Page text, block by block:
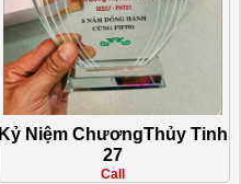
Kỷ Niệm ChươngThủy Tinh
27
Call